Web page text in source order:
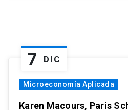
7 DIC
Microeconomía Aplicada
Karen Macours, Paris